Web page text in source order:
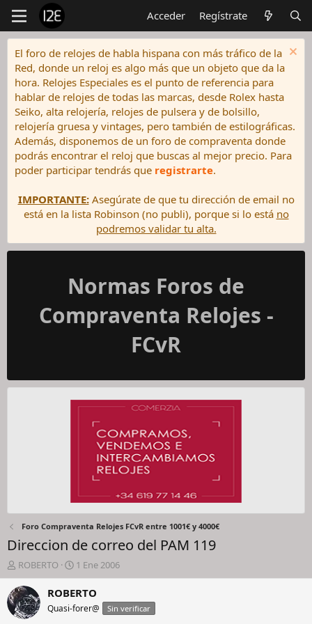
Acceder Regístrate
El foro de relojes de habla hispana con más tráfico de la
Red, donde un reloj es algo más que un objeto que da la
hora. Relojes Especiales es el punto de referencia para
hablar de relojes de todas las marcas, desde Rolex hasta
Seiko, alta relojería, relojes de pulsera y de bolsillo,
relojería gruesa y vintages, pero también de estilográficas.
Además, disponemos de un foro de compraventa donde
podrás encontrar el reloj que buscas al mejor precio. Para
poder participar tendrás que registrarte.
IMPORTANTE:Asegúrate de que tu dirección de email no
está en la lista Robinson (no publi), porque si lo está no
podremos validar tu alta.
Normas Foros de
Compraventa Relojes -
FCvR
Foro Compraventa Relojes FCvR entre 1001€ y 4000€
Direccion de correo del PAM 119
I
n
i
c
i
ROBERTO
F
e
c
h
a
1 Ene 2006
ROBERTO
Quasi-forer@ Sin verificar